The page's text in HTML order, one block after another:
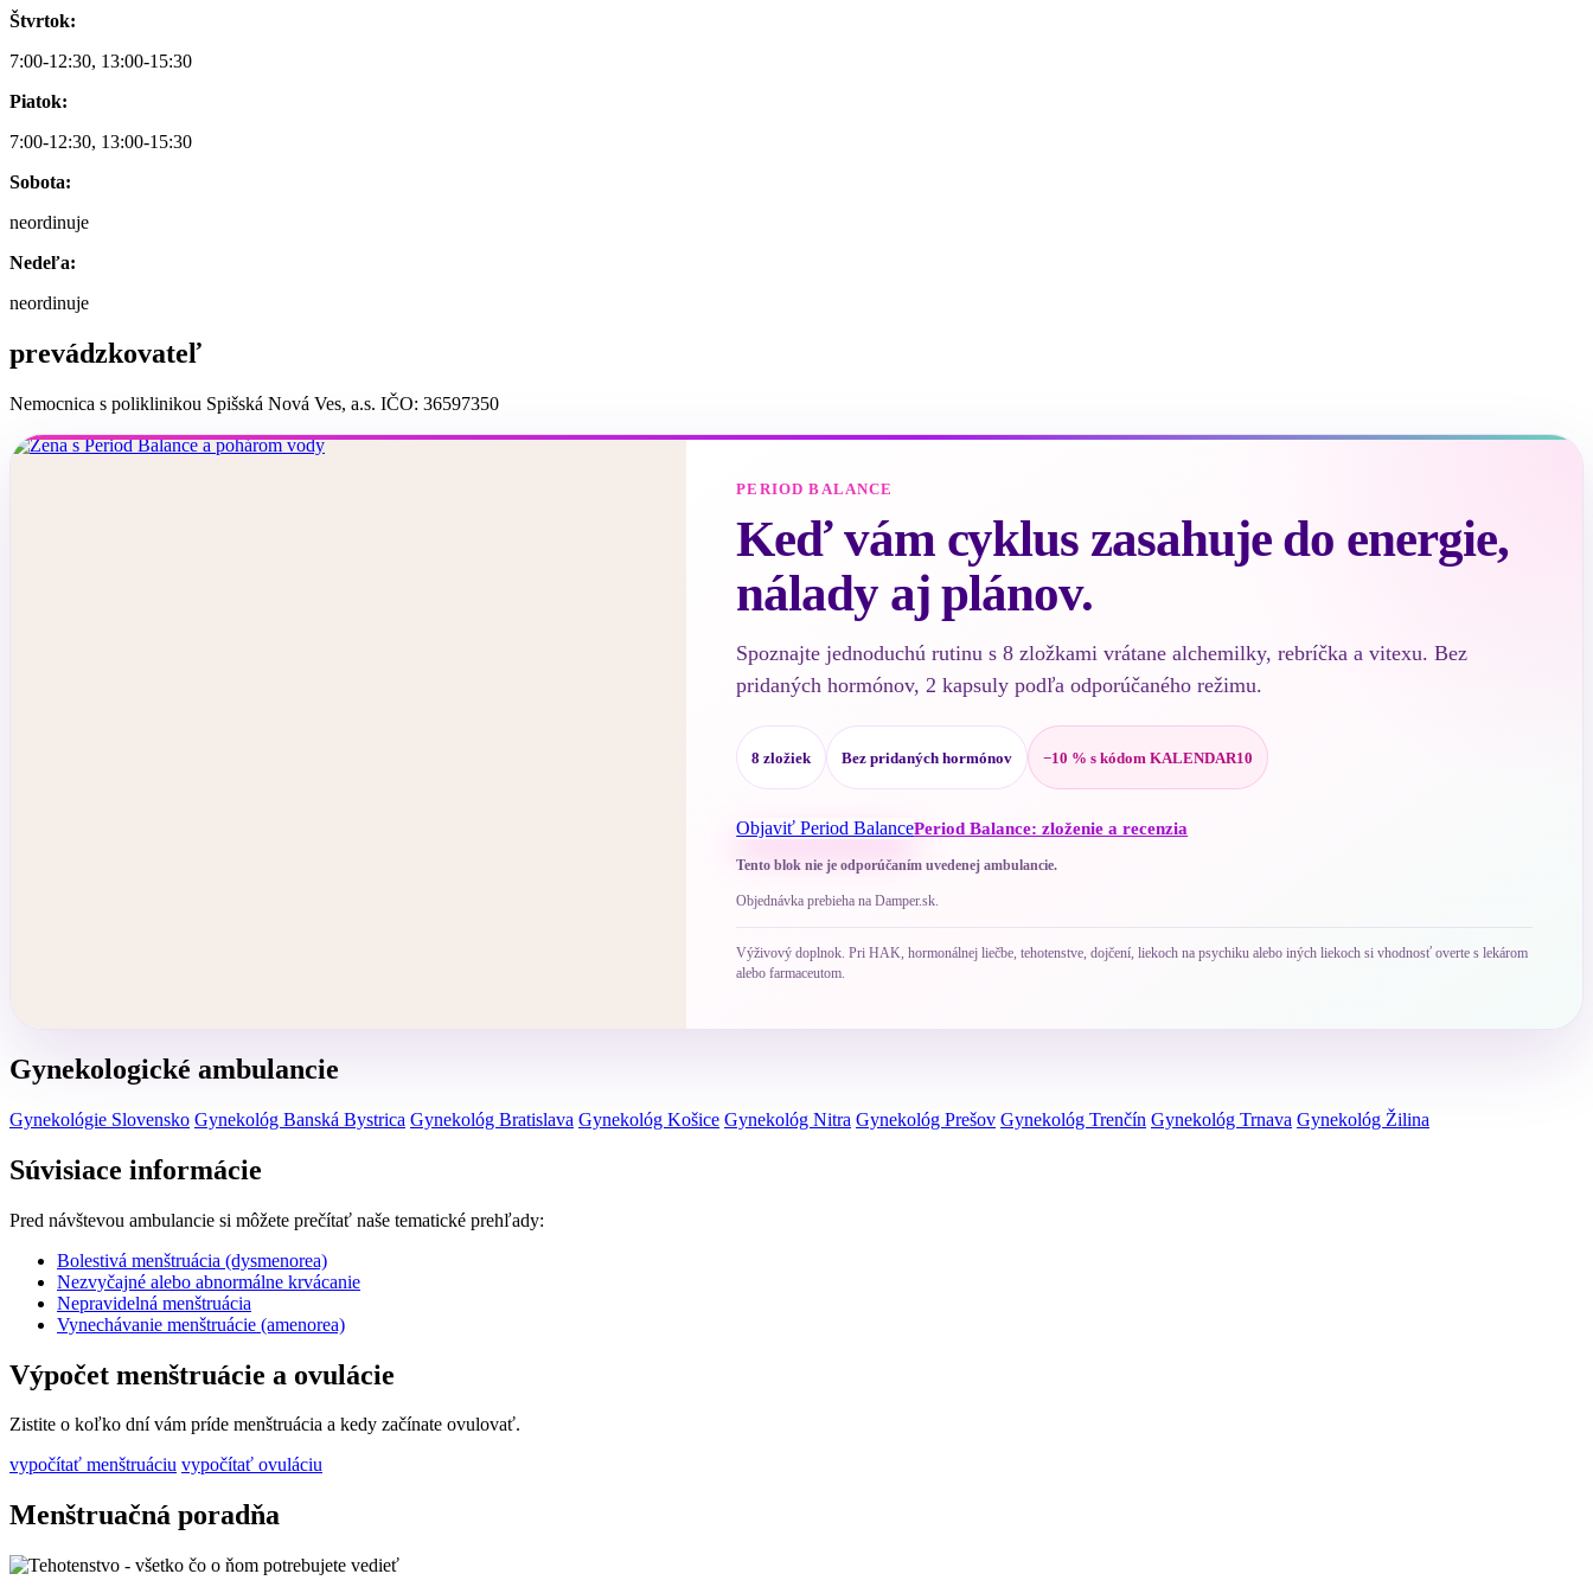
Štvrtok:
7:00-12:30, 13:00-15:30
Piatok:
7:00-12:30, 13:00-15:30
Sobota:
neordinuje
Nedeľa:
neordinuje
prevádzkovateľ
Nemocnica s poliklinikou Spišská Nová Ves, a.s. IČO: 36597350
PERIOD BALANCE
Keď vám cyklus zasahuje do energie,
nálady aj plánov.
Spoznajte jednoduchú rutinu s 8 zložkami vrátane alchemilky, rebríčka a vitexu. Bez
pridaných hormónov, 2 kapsuly podľa odporúčaného režimu.
8 zložiek Bez pridaných hormónov −10 % s kódom KALENDAR10
Objaviť Period BalancePeriod Balance: zloženie a recenzia
Tento blok nie je odporúčaním uvedenej ambulancie.
Objednávka prebieha na Damper.sk.
Výživový doplnok. Pri HAK, hormonálnej liečbe, tehotenstve, dojčení, liekoch na psychiku alebo iných liekoch si vhodnosť overte s lekárom
alebo farmaceutom.
Gynekologické ambulancie
Gynekológie Slovensko Gynekológ Banská Bystrica Gynekológ Bratislava Gynekológ Košice Gynekológ Nitra Gynekológ Prešov Gynekológ Trenčín Gynekológ Trnava Gynekológ Žilina
Súvisiace informácie
Pred návštevou ambulancie si môžete prečítať naše tematické prehľady:
Bolestivá menštruácia (dysmenorea)
Nezvyčajné alebo abnormálne krvácanie
Nepravidelná menštruácia
Vynechávanie menštruácie (amenorea)
Výpočet menštruácie a ovulácie
Zistite o koľko dní vám príde menštruácia a kedy začínate ovulovať.
vypočítať menštruáciu vypočítať ovuláciu
Menštruačná poradňa